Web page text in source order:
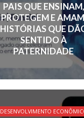
PAIS QUE ENSINAM,
PROTEGEM E
HISTÓRIAS QUE
SENTIDO À
PATERNIDADE
DESENVOLVIMENTO